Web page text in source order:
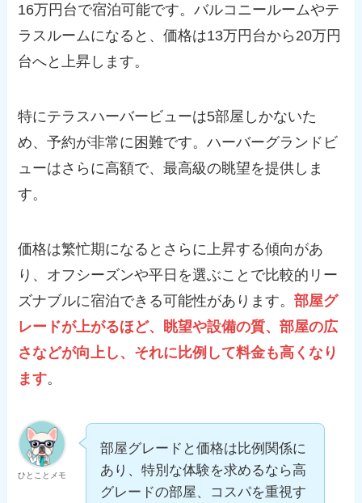
16万円台で宿泊可能です。バルコニールームやテ
ラスルームになると、価格は13万円台から20万円
台へと上昇します。
特にテラスハーバービューは5部屋しかないた
め、予約が非常に困難です。ハーバーグランドビ
ューはさらに高額で、最高級の眺望を提供しま
す。
価格は繁忙期になるとさらに上昇する傾向があ
り、オフシーズンや平日を選ぶことで比較的リー
ズナブルに宿泊できる可能性があります。部屋グ
レードが上がるほど、眺望や設備の質、部屋の広
さなどが向上し、それに比例して料金も高くなり
ます。
ひとことメモ
部屋グレードと価格は比例関係に
あり、特別な体験を求めるなら高
グレードの部屋、コスパを重視す